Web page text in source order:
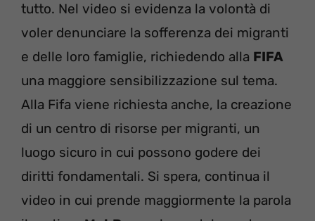
tutto. Nel video si evidenza la volontà di
voler denunciare la sofferenza dei migranti
e delle loro famiglie, richiedendo alla FIFA
una maggiore sensibilizzazione sul tema.
Alla Fifa viene richiesta anche, la creazione
di un centro di risorse per migranti, un
luogo sicuro in cui possono godere dei
diritti fondamentali. Si spera, continua il
video in cui prende maggiormente la parola